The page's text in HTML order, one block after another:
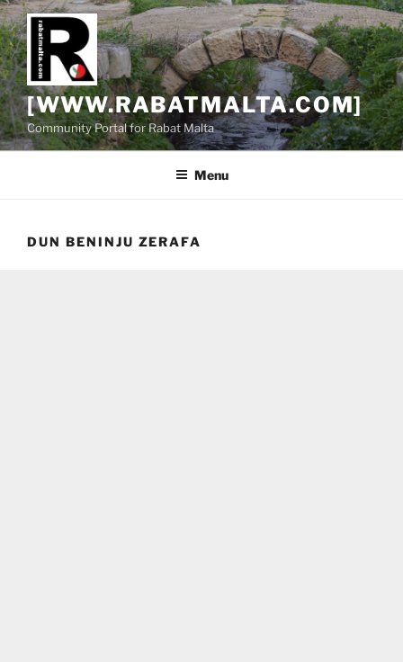
Skip
to
content
[WWW.RABATMALTA.COM]
Community Portal for Rabat Malta
Menu
DUN BENINJU ZERAFA